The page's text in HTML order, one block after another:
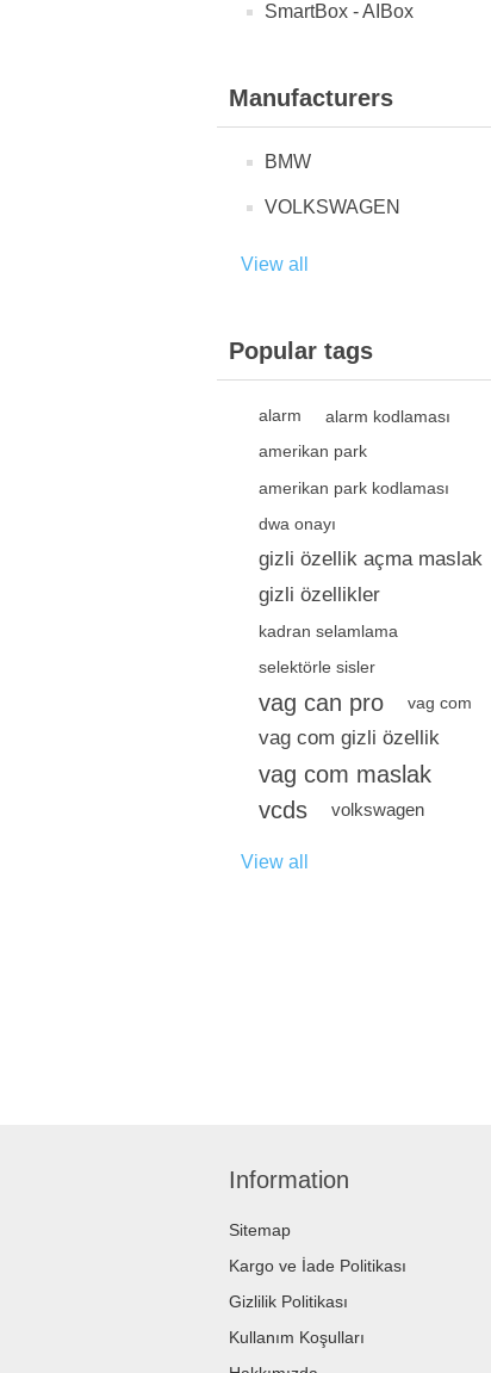
SmartBox - AIBox
Manufacturers
BMW
VOLKSWAGEN
View all
Popular tags
alarm alarm kodlaması
amerikan park
amerikan park kodlaması
dwa onayı
gizli özellik açma maslak
gizli özellikler
kadran selamlama
selektörle sisler
vag can pro vag com
vag com gizli özellik
vag com maslak
vcds
volkswagen
View all
Information
Sitemap
Kargo ve İade Politikası
Gizlilik Politikası
Kullanım Koşulları